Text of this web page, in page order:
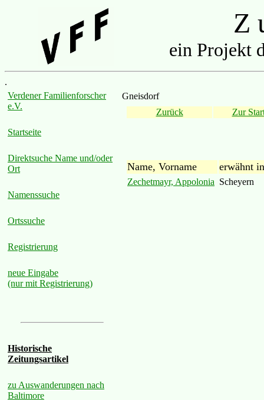
Z
ein Projekt
.
Verdener Familienforscher
e.V.
Startseite
Direktsuche Name und/oder
Ort
Namenssuche
Ortssuche
Registrierung
neue Eingabe
(nur mit Registrierung)
Historische
Zeitungsartikel
zu Auswanderungen nach
Baltimore
Gneisdorf
Zurück
Zur
Name, Vorname erwähnt in
Zechetmayr, Appolonia Scheyern